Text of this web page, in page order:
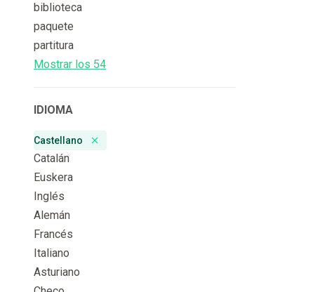
biblioteca
paquete
partitura
Mostrar los 54
IDIOMA
Castellano
Remove badge
Catalán
Euskera
Inglés
Alemán
Francés
Italiano
Asturiano